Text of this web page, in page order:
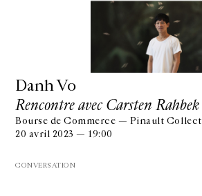
Danh Vo
Rencontre avec Carsten Rahbek
Bourse de Commerce — Pinault
20 avril 2023 — 19:00
CONVERSATION
GALERIE CHANTAL CROUSEL
T.+33 1 42 77 38 87